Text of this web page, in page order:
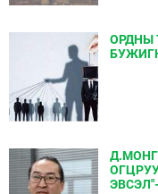
ОРДНЫ